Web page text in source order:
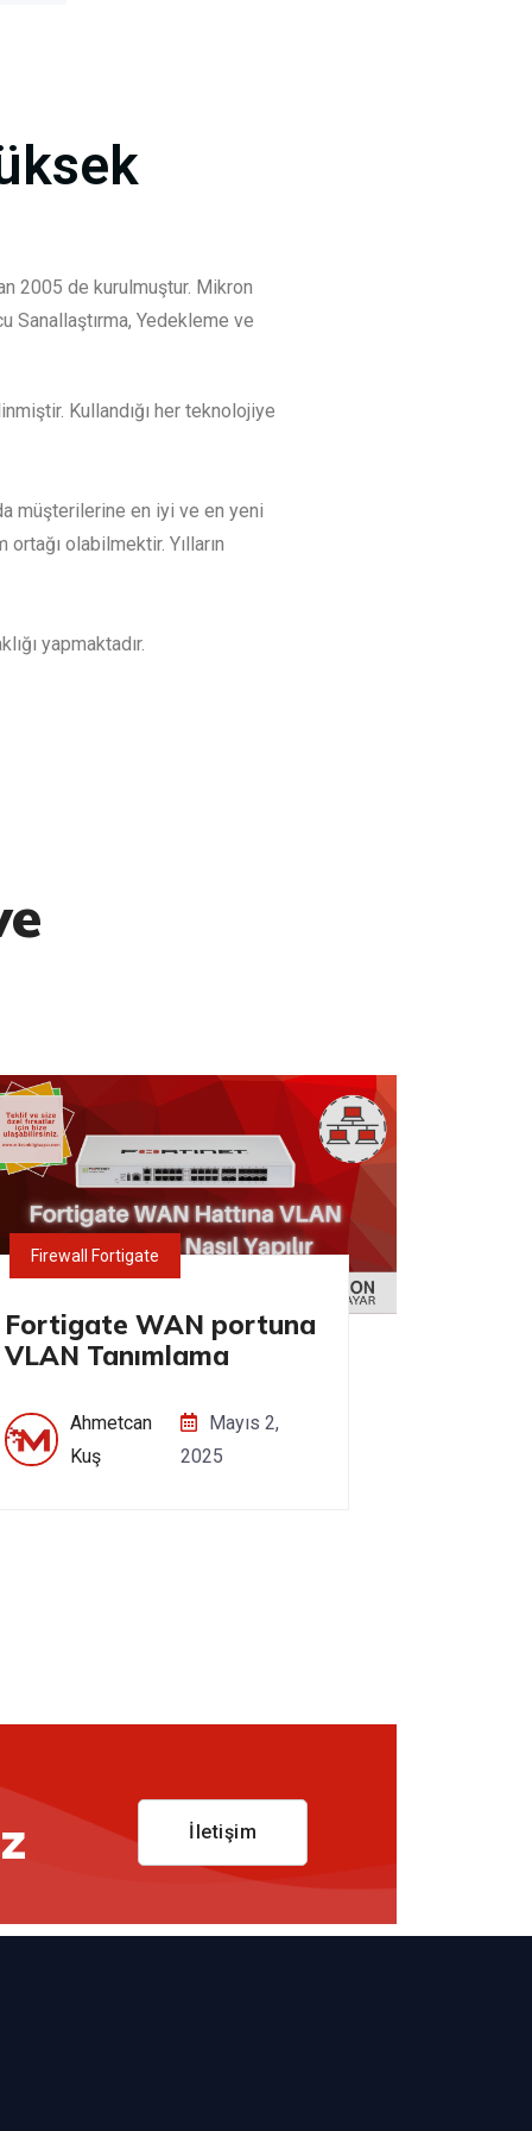
2005 de kurulmuştur. Mikron
Sanallaştırma, Yedekleme ve
Kullandığı her teknolojiye
müşterilerine en iyi ve en yeni
olabilmektir. Yılların
yapmaktadır.
Firewall Fortigate
Fortigate WAN portuna
VLAN Tanımlama
Ahmetcan
Kuş
Mayıs 2,
2025
İletişim